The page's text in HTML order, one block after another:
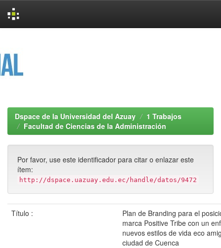
Dspace de la Universidad del Azuay
1 Trabajos
Facultad de Ciencias de la Administración
Por favor, use este identificador para citar o enlazar este
ítem:
http://dspace.uazuay.edu.ec/handle/datos/9472
Título :
Plan de Branding para el
marca Positive Tribe con un
nuevos estilos de vida eco
ciudad de Cuenca